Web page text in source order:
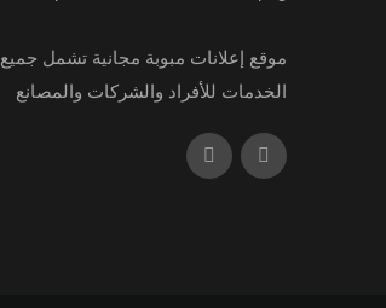
موقع إعلانات مبوبة مجانية تشمل جميع
الخدمات للأفراد والشركات والمصانع